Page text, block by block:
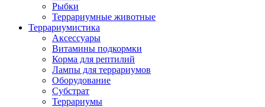
Рыбки
Террариумные животные
Террариумистика
Аксессуары
Витамины подкормки
Корма для рептилий
Лампы для террариумов
Оборудование
Субстрат
Террариумы